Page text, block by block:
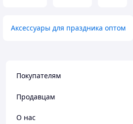
Аксессуары для праздника оптом
Покупателям
Продавцам
О нас